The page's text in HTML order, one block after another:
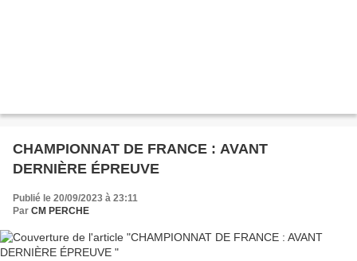
CHAMPIONNAT DE FRANCE : AVANT
DERNIÈRE ÉPREUVE
Publié le 20/09/2023 à 23:11
Par CM PERCHE